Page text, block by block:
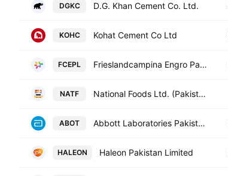
DGKC D.G. Khan Cement Co. Ltd.
KOHC Kohat Cement Co Ltd
FCEPL Frieslandcampina Engro Pakistan Limited
NATF National Foods Ltd. (Pakistan)
ABOT Abbott Laboratories Pakistan Limited
HALEON Haleon Pakistan Limited